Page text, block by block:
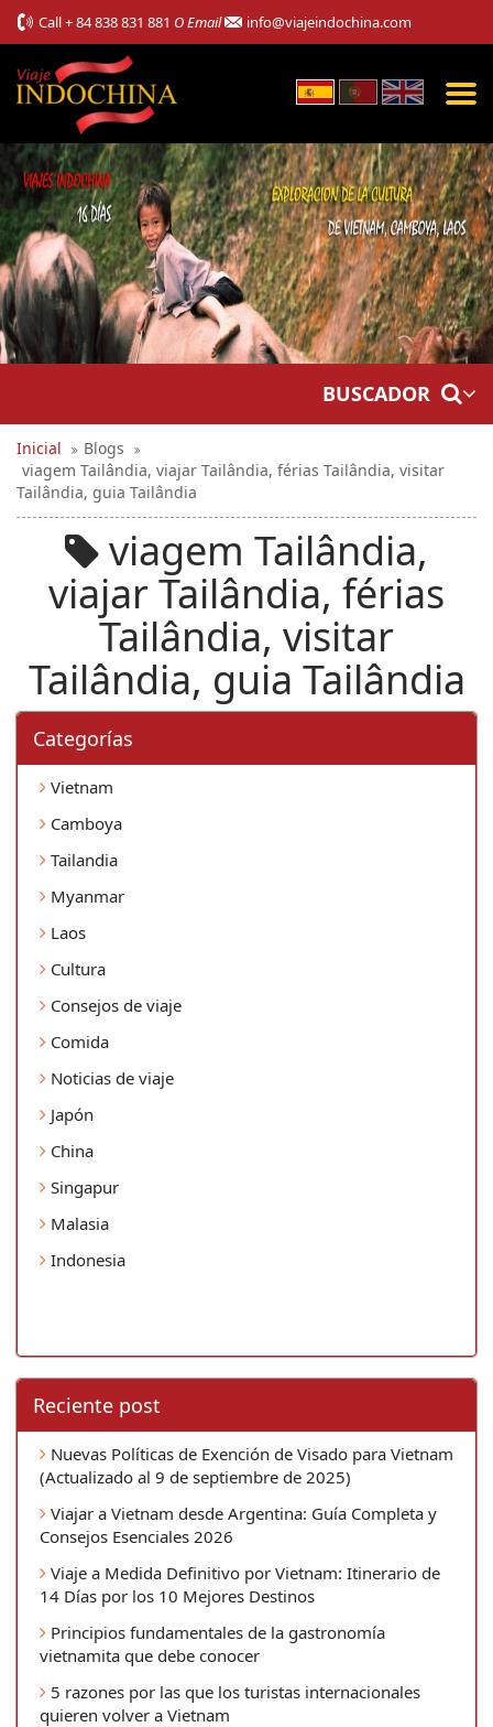
Call+ 84 838 831 881 O Email info@viajeindochina.com
BUSCADOR
Inicial
Blogs
viagem Tailândia, viajar Tailândia, férias Tailândia, visitar
Tailândia, guia Tailândia
viagem Tailândia,
viajar Tailândia, férias
Tailândia, visitar
Tailândia, guia Tailândia
Categorí­as
Vietnam
Camboya
Tailandia
Myanmar
Laos
Cultura
Consejos de viaje
Comida
Noticias de viaje
Japón
China
Singapur
Malasia
Indonesia
Reciente post
Nuevas Políticas de Exención de Visado para Vietnam
(Actualizado al 9 de septiembre de 2025)
Viajar a Vietnam desde Argentina: Guía Completa y
Consejos Esenciales 2026
Viaje a Medida Definitivo por Vietnam: Itinerario de
14 Días por los 10 Mejores Destinos
Principios fundamentales de la gastronomía
vietnamita que debe conocer
5 razones por las que los turistas internacionales
quieren volver a Vietnam